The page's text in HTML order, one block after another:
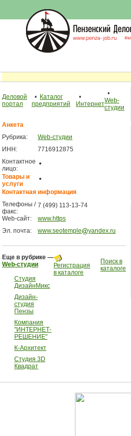
Деловой
портал
• Каталог
предприятий
•
Интернет
•
Web-
студии
Анкета
Рубрика:
Web-студии
ИНН:
7716912875
Контактное
лицо:
Товары и
услуги
Контактная информация
Телефоны /
факс:
7 (499) 113-13-74
Web-сайт:
www.https
Эл. почта:
www.seotemple yandex.ru
Еще в рубрике —
Web-студии
Студия
ДизайнМикс
Дизайн-
студия
Пензы
Компания
"ИНТЕРНЕТ-
РЕШЕНИЕ"
К-Архитект
Студия 3D
Квадрат
Регистрация
в каталоге
Поиск в
каталоге